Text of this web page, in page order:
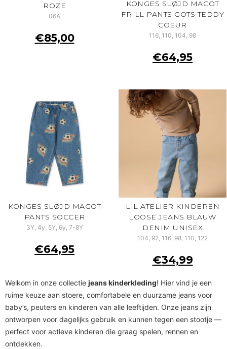
ROZE
06A
€85,00
KONGES SLØJD MAGOT
FRILL PANTS GOTS TEDDY
COEUR
116, 110, 104, 98
€64,95
KONGES SLØJD MAGOT
PANTS SOCCER
3Y, 4y, 5Y, 6y, 7-8Y
€64,95
LIL ATELIER KINDEREN
LOOSE JEANS BLAUW
DENIM UNISEX
104, 92, 116, 98, 110, 122
€34,99
Welkom in onze collectie jeans kinderkleding! Hier vind je een
ruime keuze aan stoere, comfortabele en duurzame jeans voor
baby’s, peuters en kinderen van alle leeftijden. Onze jeans zijn
ontworpen voor dagelijks gebruik en kunnen tegen een stootje —
perfect voor actieve kinderen die graag spelen, rennen en
ontdekken.